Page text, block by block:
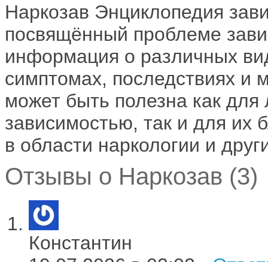
Наркозав Энциклопедия
посвящённый проблеме
информация о различных
симптомах, последствиях и
может быть полезна как
зависимостью, так и для их
в области наркологии и
Отзывы о Наркозав (3)
Константин